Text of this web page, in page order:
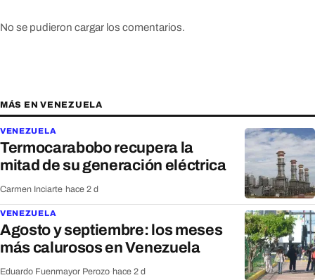
No se pudieron cargar los comentarios.
MÁS EN VENEZUELA
VENEZUELA
Termocarabobo recupera la
mitad de su generación eléctrica
Carmen Inciarte hace 2 d
VENEZUELA
Agosto y septiembre: los meses
más calurosos en Venezuela
Eduardo Fuenmayor Perozo hace 2 d